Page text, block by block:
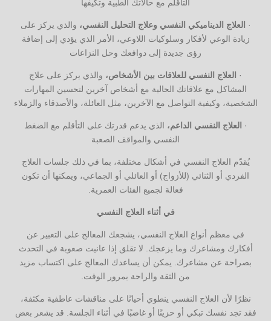
التأقلم مع حالاتك الطبية وتكيفها
· العلاج الديناميكي النفسي وعلاج التحليل النفسي، والذي يركز على
زيادة الوعي لأفكار وسلوكيات اللاوعي، الأمر الذي يؤدي إلى إضافة
رؤى جديدة إلى دوافعك وحل النزاعات
· العلاج النفسي للعلاقات بين الأشخاص، والذي يركز على علاج
المشاكل مع علاقاتك الحالية مع أشخاص آخرين لتحسين المهارات
الشخصية، وكيفية التواصل مع الآخرين، مثل العائلة، والأصدقاء والزملاء
· العلاج النفسي الداعم، الذي يدعم قدرتك على التأقلم مع الضغط
النفسي والمواقف الصعبة
يُقدّم العلاج النفسي في أشكال مختلفة، بما في ذلك جلسات العلاج
الفردي أو الثنائي (للأزواج) أو العائلي أو الجماعي، ويمكنها أن تكون
فعالة لجميع الفئات العمرية.
في أثناء العلاج النفسي
في معظم أنواع العلاج النفسي، يشجعك المعالج على التعبير عن
أفكارك ومشاعرك وما يزعجك. لا تقلق إذا عانيت صعوبة في التحدث
بصراحة عن مشاعرك. يمكن أن يساعدك المعالج على اكتساب مزيد
من الثقة والراحة بمرور الوقت.
نظرًا لأن العلاج النفسي ينطوي أحيانًا على مناقشات عاطفية مكثفة،
فقد تجد نفسك تبكي أو حزينًا أو غاضبًا في أثناء الجلسة. قد يشعر بعض